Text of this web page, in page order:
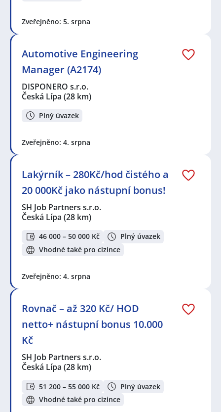
Zveřejněno: 5. srpna
Automotive Engineering
Manager (A2174)
DISPONERO s.r.o.
Česká Lípa (28 km)
Plný úvazek
Zveřejněno: 4. srpna
Lakýrník – 280Kč/hod čistého a
20 000Kč jako nástupní bonus!
SH Job Partners s.r.o.
Česká Lípa (28 km)
46 000 – 50 000 Kč
Plný úvazek
Vhodné také pro cizince
Zveřejněno: 4. srpna
Rovnač – až 320 Kč/ HOD
netto+ nástupní bonus 10.000
Kč
SH Job Partners s.r.o.
Česká Lípa (28 km)
51 200 – 55 000 Kč
Plný úvazek
Vhodné také pro cizince